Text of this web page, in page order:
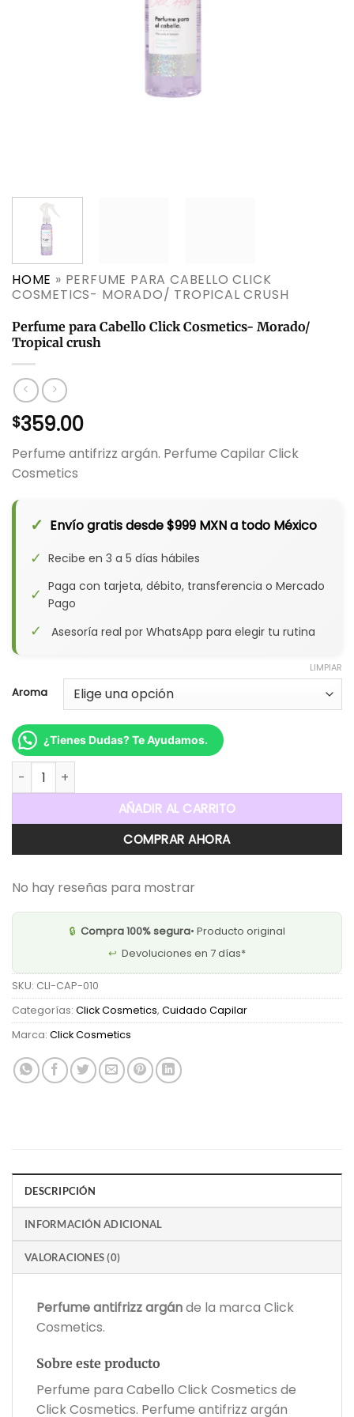
HOME » PERFUME PARA CABELLO CLICK
COSMETICS- MORADO/ TROPICAL CRUSH
Perfume para Cabello Click Cosmetics- Morado/
Tropical crush
$359.00
Perfume antifrizz argán. Perfume Capilar Click
Cosmetics
✓ Envío gratis desde $999 MXN a todo México
✓ Recibe en 3 a 5 días hábiles
✓ Paga con tarjeta, débito, transferencia o Mercado
Pago
✓ Asesoría real por WhatsApp para elegir tu rutina
Aroma
LIMPIAR
¿Tienes Dudas? Te Ayudamos.
Perfume para Cabello Click Cosmetics- Morado/ Tropical
AÑADIR AL CARRITO
COMPRAR AHORA
No hay reseñas para mostrar
🔒 Compra 100% segura• Producto original
↩️ Devoluciones en 7 días*
SKU: CLI-CAP-010
Categorías: Click Cosmetics, Cuidado Capilar
Marca: Click Cosmetics
DESCRIPCIÓN
INFORMACIÓN ADICIONAL
VALORACIONES (0)
Perfume antifrizz argánde la marca Click
Cosmetics.
Sobre este producto
Perfume para Cabello Click Cosmetics de
Click Cosmetics. Perfume antifrizz argán